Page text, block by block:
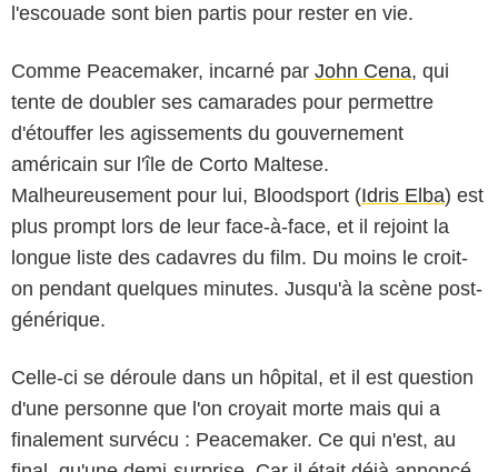
l'escouade sont bien partis pour rester en vie.
Comme Peacemaker, incarné par John Cena, qui
tente de doubler ses camarades pour permettre
d'étouffer les agissements du gouvernement
américain sur l'île de Corto Maltese.
Malheureusement pour lui, Bloodsport (Idris Elba) est
plus prompt lors de leur face-à-face, et il rejoint la
longue liste des cadavres du film. Du moins le croit-
on pendant quelques minutes. Jusqu'à la scène post-
générique.
Celle-ci se déroule dans un hôpital, et il est question
d'une personne que l'on croyait morte mais qui a
finalement survécu : Peacemaker. Ce qui n'est, au